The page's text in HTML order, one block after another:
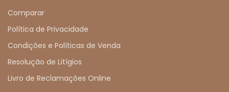
Comparar
Política de Privacidade
Condições e Políticas de Venda
Resolução de Litígios
Livro de Reclamações Online